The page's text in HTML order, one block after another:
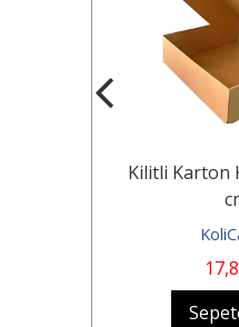
Kilitli Karton
17